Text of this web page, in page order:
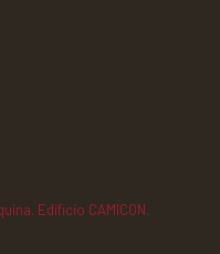
Edificio CAMICON.